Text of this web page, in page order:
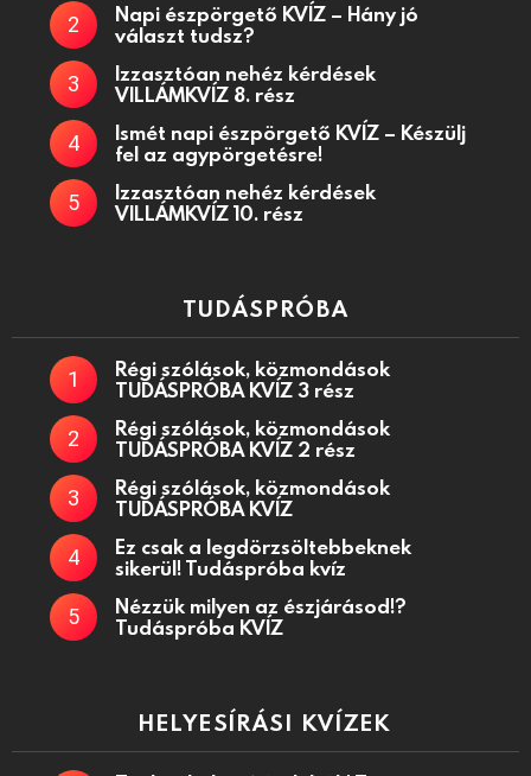
Napi észpörgető KVÍZ – Hány jó
választ tudsz?
Izzasztóan nehéz kérdések
VILLÁMKVÍZ 8. rész
Ismét napi észpörgető KVÍZ – Készülj
fel az agypörgetésre!
Izzasztóan nehéz kérdések
VILLÁMKVÍZ 10. rész
TUDÁSPRÓBA
Régi szólások, közmondások
TUDÁSPRÓBA KVÍZ 3 rész
Régi szólások, közmondások
TUDÁSPRÓBA KVÍZ 2 rész
Régi szólások, közmondások
TUDÁSPRÓBA KVÍZ
Ez csak a legdörzsöltebbeknek
sikerül! Tudáspróba kvíz
Nézzük milyen az észjárásod!?
Tudáspróba KVÍZ
HELYESÍRÁSI KVÍZEK